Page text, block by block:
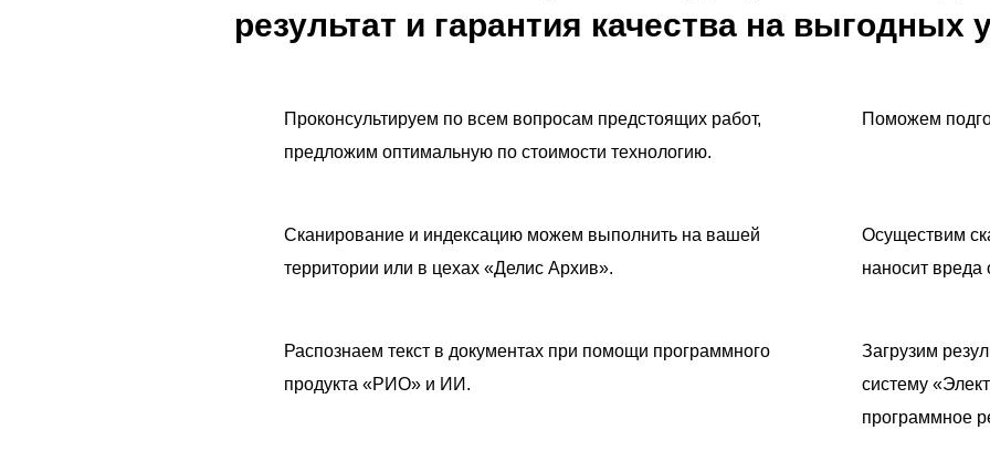
результат и гарантия качества на выгодных
Проконсультируем по всем вопросам предстоящих работ,
предложим оптимальную по стоимости технологию.
Поможем
Сканирование и индексацию можем выполнить на вашей
территории или в цехах «Делис Архив».
Осуществим
наносит вреда
Распознаем текст в документах при помощи программного
продукта «РИО» и ИИ.
Загрузим
систему
программное